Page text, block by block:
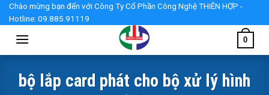
Skip
content
Chào mừng bạn đến với Công Ty Cổ Phần Công Nghệ THIÊN HỢP -
Hotline: 09.885.91119
0
bộ lắp card phát cho bộ xử lý hình